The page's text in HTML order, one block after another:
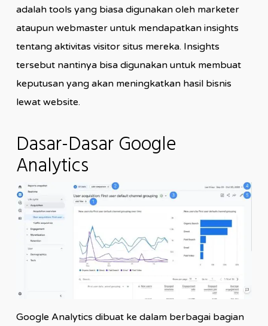
adalah tools yang biasa digunakan oleh marketer
ataupun webmaster untuk mendapatkan insights
tentang aktivitas visitor situs mereka. Insights
tersebut nantinya bisa digunakan untuk membuat
keputusan yang akan meningkatkan hasil bisnis
lewat website.
Dasar-Dasar Google
Analytics
Google Analytics dibuat ke dalam berbagai bagian